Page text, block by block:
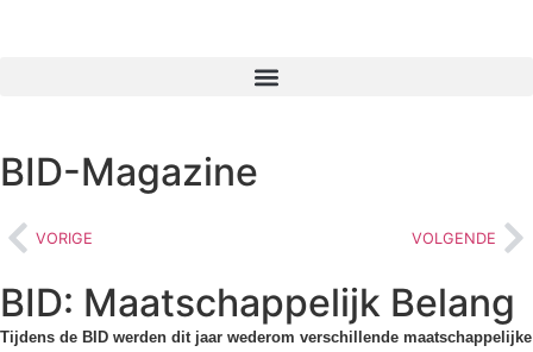
BID-Magazine
VORIGE VOLGENDE
BID: Maatschappelijk Belang
Tijdens de BID werden dit jaar wederom verschillende maatschappelijke